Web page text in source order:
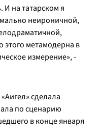
И на татарском я
неироничной,
метамодерна в
измерение», -
сделала
по сценарию
в конце января